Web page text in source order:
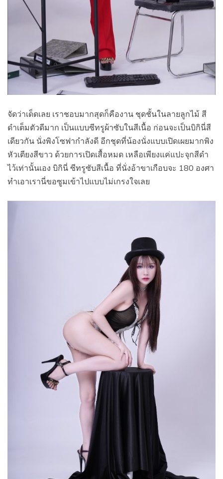
จัดว่าเด็ดเลย เราชอบมากสุดก็คืองาน ชุดชั้นในลายลูกไม้ สี
ดำเต็มตัวดีมาก เป็นแบบซีทรูผ้าซับในสีเนื้อ ก่อนจะเป็นบิกินี่สี
เดียวกัน นั่งพิงโซฟากำลังดี อีกชุดที่น้องนั่งแบบเปิดเผยมากพิง
หัวเตียงสีขาว ด้วยการเปิดเสื้อหมด เหลือเพียงแค่แปะจุกสีดำ
ไว้เท่านั้นเอง บิกินี่ ซีทรูซับสีเนื้อ ที่นั่งอ้าขาเกือบจะ 180 องศา
ทำเอาเรานี่ขอซูมเข้าไปแบบไม่เกรงใจเลย